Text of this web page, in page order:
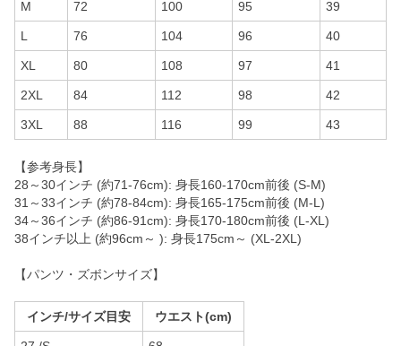
M 72 100 95 39
L 76 104 96 40
XL 80 108 97 41
2XL 84 112 98 42
3XL 88 116 99 43
【参考身長】
28～30インチ (約71-76cm): 身長160-170cm前後 (S-M)
31～33インチ (約78-84cm): 身長165-175cm前後 (M-L)
34～36インチ (約86-91cm): 身長170-180cm前後 (L-XL)
38インチ以上 (約96cm～ ): 身長175cm～ (XL-2XL)
【パンツ・ズボンサイズ】
インチ/サイズ目安 ウエスト(cm)